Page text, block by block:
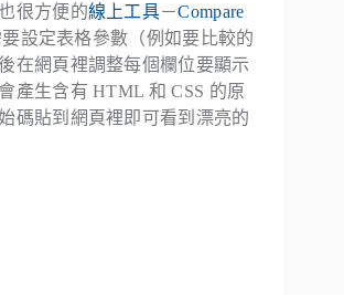
很方便的線上工具－Compare
要設定表格參數（例如要比較的
在網頁裡調整每個欄位要顯示
產生含有 HTML 和 CSS 的原
碼貼到網頁裡即可看到漂亮的